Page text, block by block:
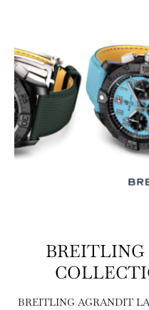
BREITLING AGRANDIT